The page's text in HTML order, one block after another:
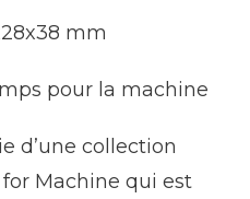
mm
pour la machine
d’une collection
Machine qui est